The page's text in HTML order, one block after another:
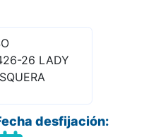
26 LADY
desfijación: